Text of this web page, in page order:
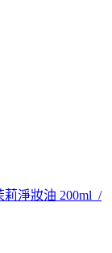
淨妝油 200ml_/